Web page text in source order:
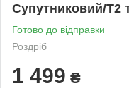
Супутниковий/Т2
Готово до відправки
Роздріб
1 499 ₴